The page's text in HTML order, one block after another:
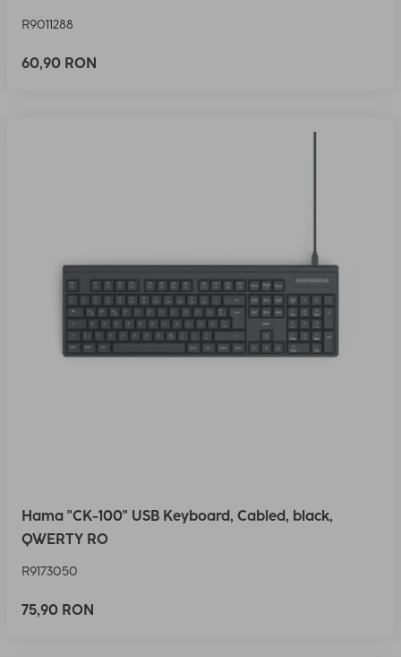
R9011288
60,90 RON
Hama "CK-100" USB Keyboard, Cabled, black,
QWERTY RO
R9173050
75,90 RON